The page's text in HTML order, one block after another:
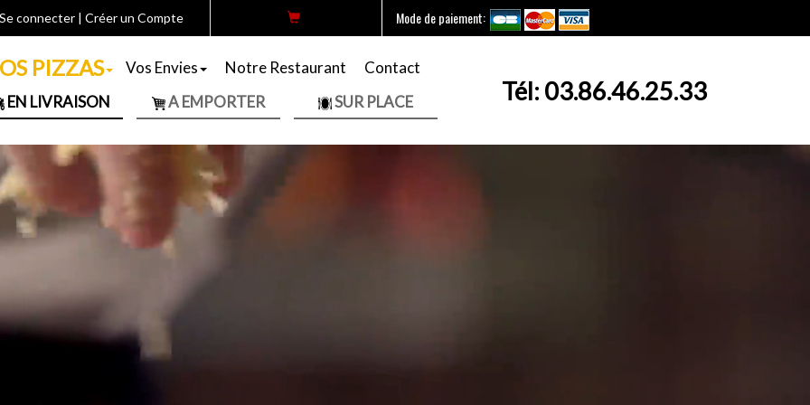
connecter| Créer un Compte Mode de paiement:
Tél: 03.86.46.25.33
PIZZAS Vos Envies Notre Restaurant
Contact
EN LIVRAISON
A EMPORTER SUR PLACE